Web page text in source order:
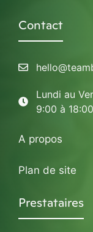
Contact
Lundi au
9:00 à 18:00
A propos
Plan de site
Prestataires